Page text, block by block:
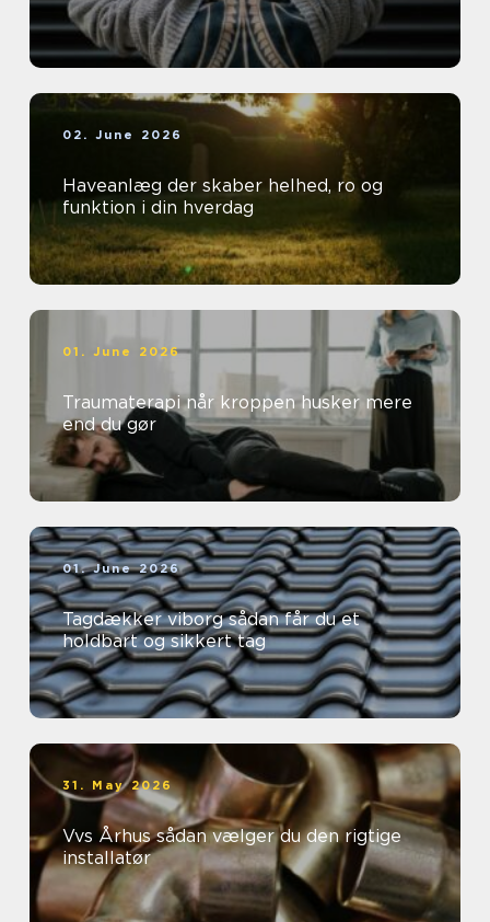
02. June 2026
Haveanlæg der skaber helhed, ro og
funktion i din hverdag
01. June 2026
Traumaterapi når kroppen husker mere
end du gør
01. June 2026
Tagdækker viborg sådan får du et
holdbart og sikkert tag
31. May 2026
Vvs Århus sådan vælger du den rigtige
installatør